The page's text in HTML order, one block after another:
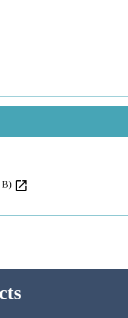
B) open_in_new